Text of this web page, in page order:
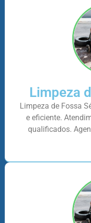
Limpeza
Limpeza de Fossa
e eficiente.
qualificados.